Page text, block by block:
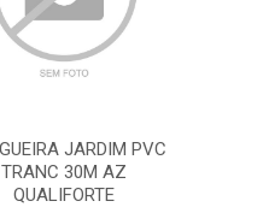
JARDIM PVC
TRANC 30M AZ
QUALIFORTE